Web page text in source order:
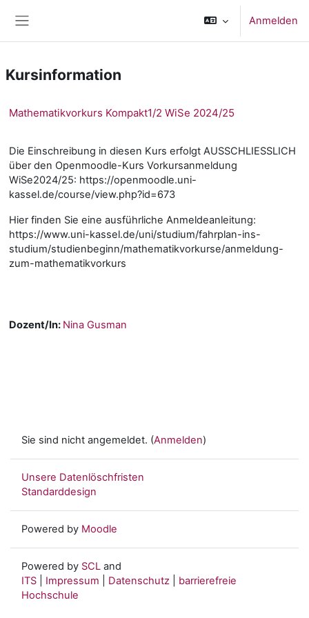
Anmelden
Kursinformation
Mathematikvorkurs Kompakt1/2 WiSe 2024/25
Die Einschreibung in diesen Kurs erfolgt AUSSCHLIESSLICH
über den Openmoodle-Kurs Vorkursanmeldung
WiSe2024/25: https://openmoodle.uni-
kassel.de/course/view.php?id=673
Hier finden Sie eine ausführliche Anmeldeanleitung:
https://www.uni-kassel.de/uni/studium/fahrplan-ins-
studium/studienbeginn/mathematikvorkurse/anmeldung-
zum-mathematikvorkurs
Dozent/In: Nina Gusman
Sie sind nicht angemeldet. (Anmelden)
Unsere Datenlöschfristen
Standarddesign
Powered by Moodle
Powered by SCL and
ITS
Impressum Datenschutz
barrierefreie
Hochschule